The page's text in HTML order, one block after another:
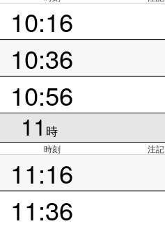
10:16
10:36
10:56
11 時
時刻 注記
11:16
11:36